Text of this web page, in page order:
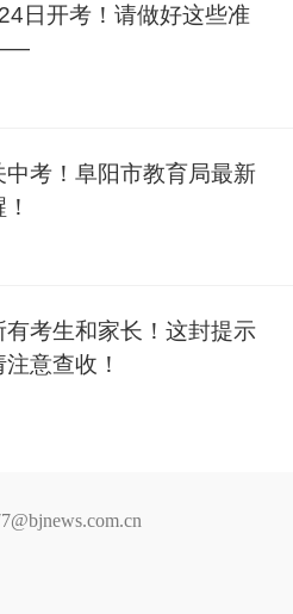
日开考！请做好这些准
中考！阜阳市教育局最新
有考生和家长！这封提示
意查收！